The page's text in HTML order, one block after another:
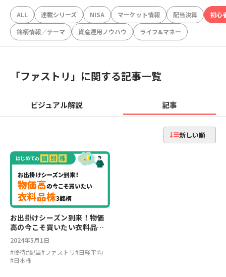
ALL 連載シリーズ NISA マーケット情報 配当決算
初心
銘柄情報／テーマ
資産運用ノウハウ ライフ&マネー
「ファストリ」に関する記事一覧
ビジュアル解説 記事
新しい順
お出掛けシーズン到来！物価
高の今こそ買いたい衣料品株3
銘柄【はじめての個別株】
2024年5月1日
#優待#配当#ファストリ#日経平均
#日本株